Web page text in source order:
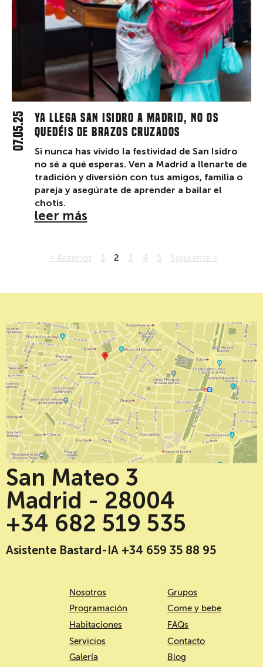
Ya llega San Isidro a Madrid, no os
quedéis de brazos cruzados
07.05.25
Si nunca has vivido la festividad de San Isidro
no sé a qué esperas. Ven a Madrid a llenarte de
tradición y diversión con tus amigos, familia o
pareja y asegúrate de aprender a bailar el
chotis.
leer más
« Anterior 1 2 3 4 5 Siguiente »
San Mateo 3
Madrid - 28004
+34 682 519 535
Asistente Bastard-IA +34 659 35 88 95
Nosotros
Programación
Habitaciones
Servicios
Galería
Grupos
Come y bebe
FAQs
Contacto
Blog